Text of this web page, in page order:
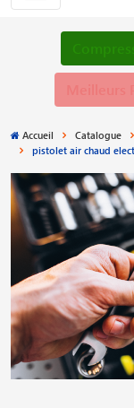
Accueil Catalogue
pistolet air chaud